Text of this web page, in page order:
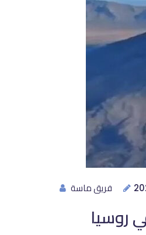
فريق ماسة